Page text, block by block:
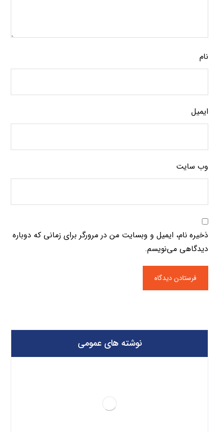
نام
ایمیل
وب‌ سایت
ذخیره نام، ایمیل و وبسایت من در مرورگر برای زمانی که دوباره
دیدگاهی می‌نویسم.
نوشته های عمومی